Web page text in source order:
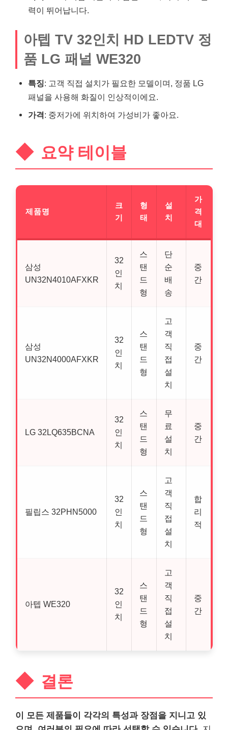
력이 뛰어납니다.
아텝 TV 32인치 HD LEDTV 정
품 LG 패널 WE320
특징: 고객 직접 설치가 필요한 모델이며, 정품 LG
패널을 사용해 화질이 인상적이에요.
가격 : 중저가에 위치하여 가성비가 좋아요.
요약 테이블
제품명
크
기
형
태
설
치
가
격
대
삼성
UN32N4010AFXKR
32
인
치
스
탠
드
형
단
순
배
송
중
간
삼성
UN32N4000AFXKR
32
인
치
스
탠
드
형
고
객
직
접
설
치
중
간
LG 32LQ635BCNA
32
인
치
스
탠
드
형
무
료
설
치
중
간
필립스 32PHN5000
32
인
치
스
탠
드
형
고
객
직
접
설
치
합
리
적
아텝 WE320
32
인
치
스
탠
드
형
고
객
직
접
설
치
중
간
결론
이 모든 제품들이 각각의 특성과 장점을 지니고 있